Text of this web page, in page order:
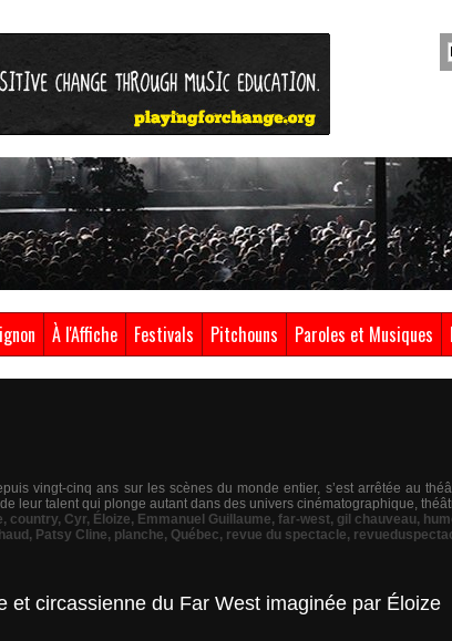
À l'Affiche Festivals Pitchouns Paroles et Musiques
vingt-cinq ans sur les scènes du monde entier, s’est arrêtée au
leur talent qui plonge autant dans des univers cinématographique,
, country, Cyr, Éloize, Emmanuel Guillaume, far-west, gil chauveau,
, Patsy Cline, planche, Québec, revue du spectacle,
circassienne du Far West imaginée par Éloize